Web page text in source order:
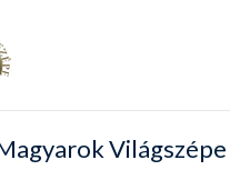
Világszépe